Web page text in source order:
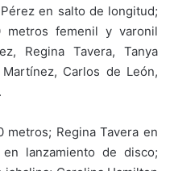
en salto de longitud;
femenil y varonil
Regina Tavera, Tanya
Carlos de León,
metros; Regina Tavera en
lanzamiento de disco;